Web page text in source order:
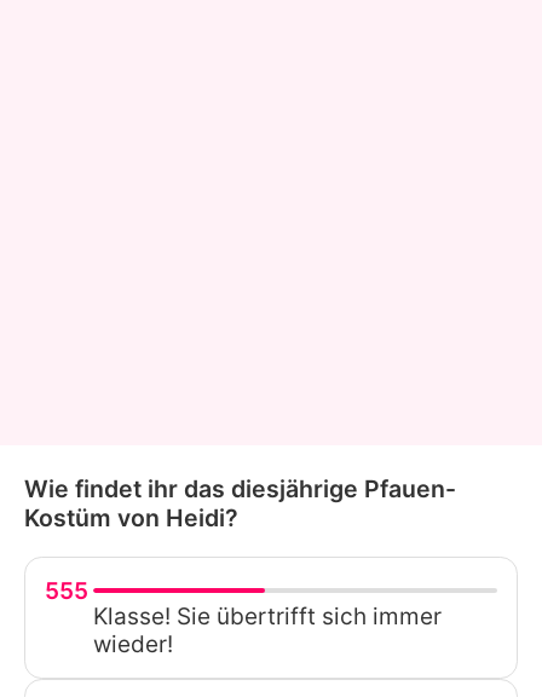
Wie findet ihr das diesjährige Pfauen-
Kostüm von Heidi?
555
Klasse! Sie übertrifft sich immer
wieder!